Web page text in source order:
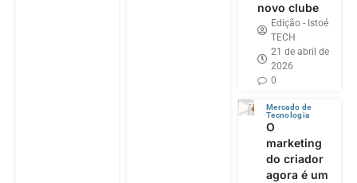
novo clube
Edição - Istoé
TECH
21 de abril de
2026
0
Mercado de
Tecnologia
O
marketing
do criador
agora é um